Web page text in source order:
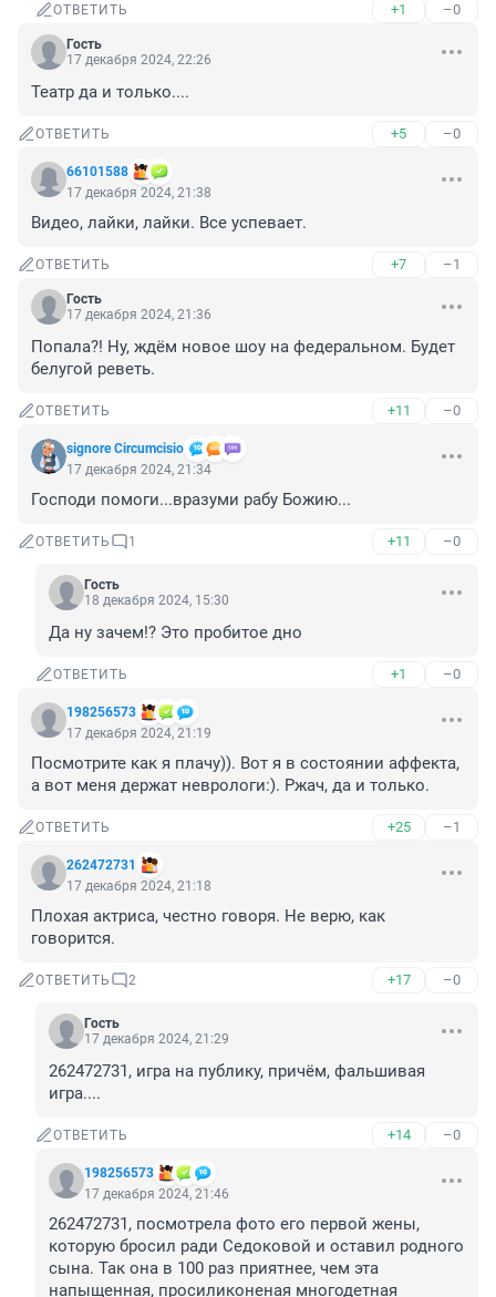
ОТВЕТИТЬ +1 –0
Гость
17 декабря 2024, 22:26
Театр да и только....
ОТВЕТИТЬ +5 –0
66101588
17 декабря 2024, 21:38
Видео, лайки, лайки. Все успевает.
ОТВЕТИТЬ +7 –1
Гость
17 декабря 2024, 21:36
Попала?! Ну, ждём новое шоу на федеральном. Будет
белугой реветь.
ОТВЕТИТЬ +11 –0
signore Сircumcisio
17 декабря 2024, 21:34
Господи помоги...вразуми рабу Божию...
ОТВЕТИТЬ 1 +11 –0
Гость
18 декабря 2024, 15:30
Да ну зачем!? Это пробитое дно
ОТВЕТИТЬ +1 –0
198256573
17 декабря 2024, 21:19
Посмотрите как я плачу)). Вот я в состоянии аффекта,
а вот меня держат неврологи:). Ржач, да и только.
ОТВЕТИТЬ +25 –1
262472731
17 декабря 2024, 21:18
Плохая актриса, честно говоря. Не верю, как
говорится.
ОТВЕТИТЬ 2 +17 –0
Гость
17 декабря 2024, 21:29
262472731, игра на публику, причём, фальшивая
игра....
ОТВЕТИТЬ +14 –0
198256573
17 декабря 2024, 21:46
262472731, посмотрела фото его первой жены,
которую бросил ради Седоковой и оставил родного
сына. Так она в 100 раз приятнее, чем эта
напыщенная, просиликоненая многодетная